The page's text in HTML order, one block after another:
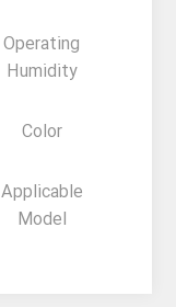
Operating
Humidity
Color
Applicable
Model